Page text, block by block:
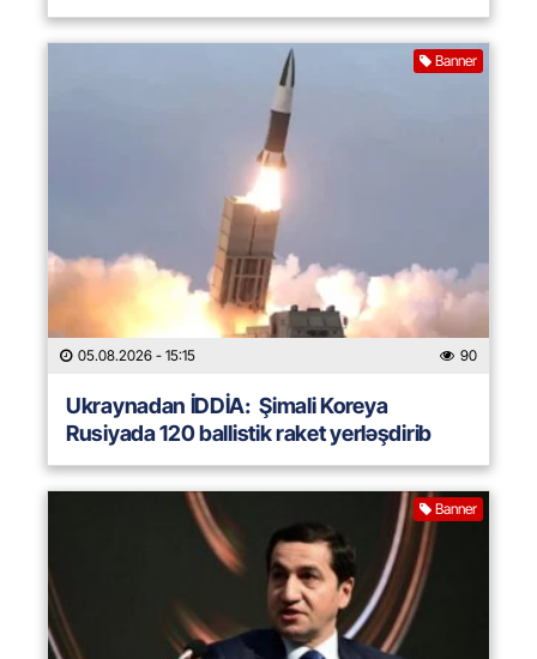
Banner
05.08.2026 - 15:15 90
Ukraynadan İDDİA: Şimali Koreya
Rusiyada 120 ballistik raket yerləşdirib
Banner